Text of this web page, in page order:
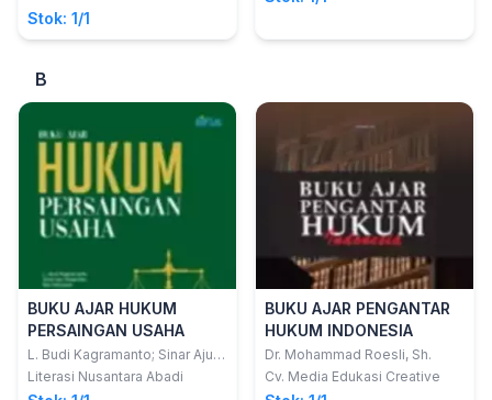
Stok: 1/1
B
BUKU AJAR HUKUM
PERSAINGAN USAHA
L. Budi Kagramanto; Sinar Aju
Wulandari; Ria Setyawati
Literasi Nusantara Abadi
BUKU AJAR PENGANTAR
HUKUM INDONESIA
Dr. Mohammad Roesli, Sh.
Cv. Media Edukasi Creative